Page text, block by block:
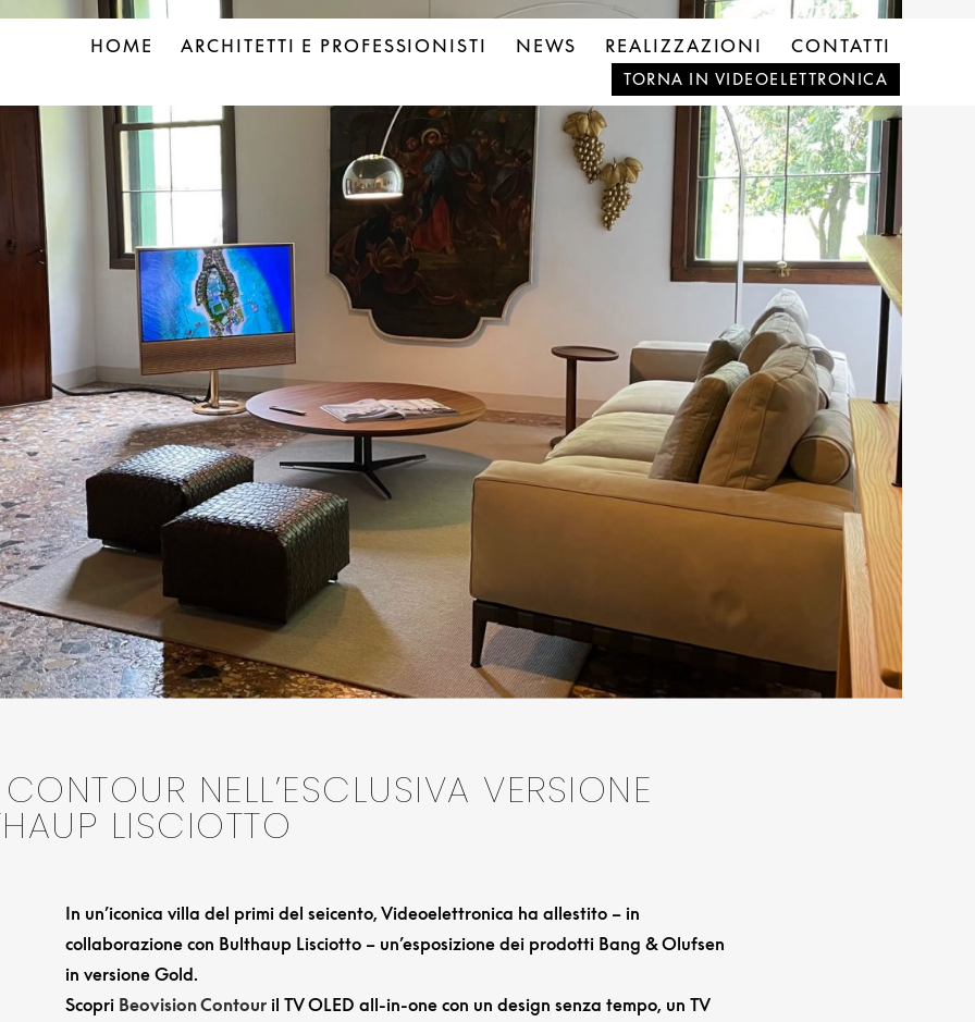
HOME ARCHITETTI E PROFESSIONISTI NEWS REALIZZAZIONI CONTATTI
TORNA IN VIDEOELETTRONICA
NELL’ESCLUSIVA VERSIONE
LISCIOTTO
In un’iconica villa del primi del seicento, Videoelettronica ha allestito – in
collaborazione con Bulthaup Lisciotto – un’esposizione dei prodotti Bang & Olufsen
in versione Gold.
Scopri Beovision Contour il TV OLED all-in-one con un design senza tempo, un TV